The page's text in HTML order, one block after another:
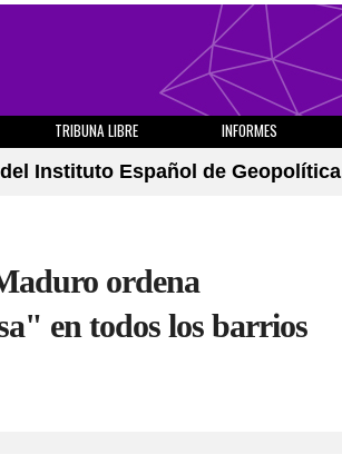
TRIBUNA LIBRE INFORMES
Instituto Español de Geopolítica
ordena
en todos los barrios